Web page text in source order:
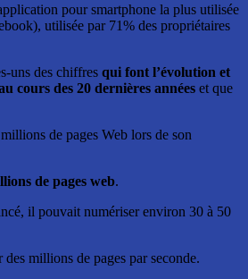
pour smartphone la plus utilisée
utilisée par 71% des propriétaires
uns des chiffres qui font l’évolution et
cours des 20 dernières années et que
de pages Web lors de son
de pages web.
il pouvait numériser environ 30 à 50
millions de pages par seconde.